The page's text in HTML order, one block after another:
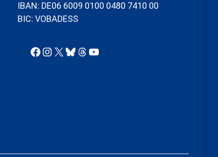
IBAN: DE06 6009 0100 0480 7410 00
BIC: VOBADESS
Facebook
Instagram
X Bluesky
Threads
YouTube